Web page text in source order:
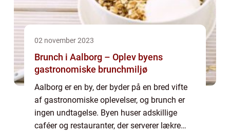
02 november 2023
Brunch i Aalborg – Oplev byens
gastronomiske brunchmiljø
Aalborg er en by, der byder på en bred vifte
af gastronomiske oplevelser, og brunch er
ingen undtagelse. Byen huser adskillige
caféer og restauranter, der serverer lækre